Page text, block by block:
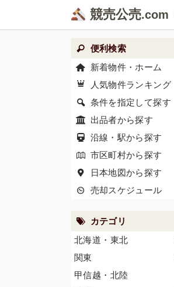
競売公売
便利検索
新着物件・ホーム
人気物件ランキング
条件を指定して探す
出品者から探す
沿線・駅から探す
市区町村から探す
日本地図から探す
売却スケジュール
カテゴリ
北海道・東北
関東
甲信越・北陸